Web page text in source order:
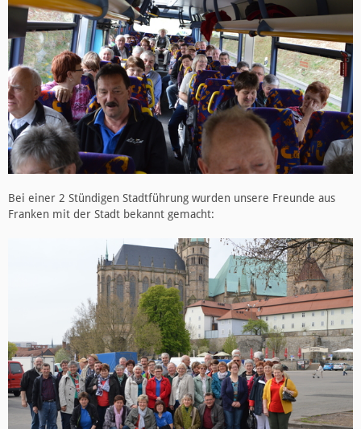
Bei einer 2 Stündigen Stadtführung wurden unsere Freunde aus
Franken mit der Stadt bekannt gemacht: